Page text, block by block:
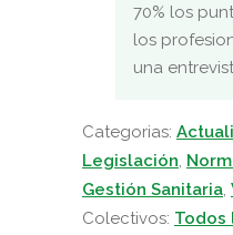
70% los
los
una
Categorias:
Legislación,
Gestión Sanitaria,
Colectivos: Todos